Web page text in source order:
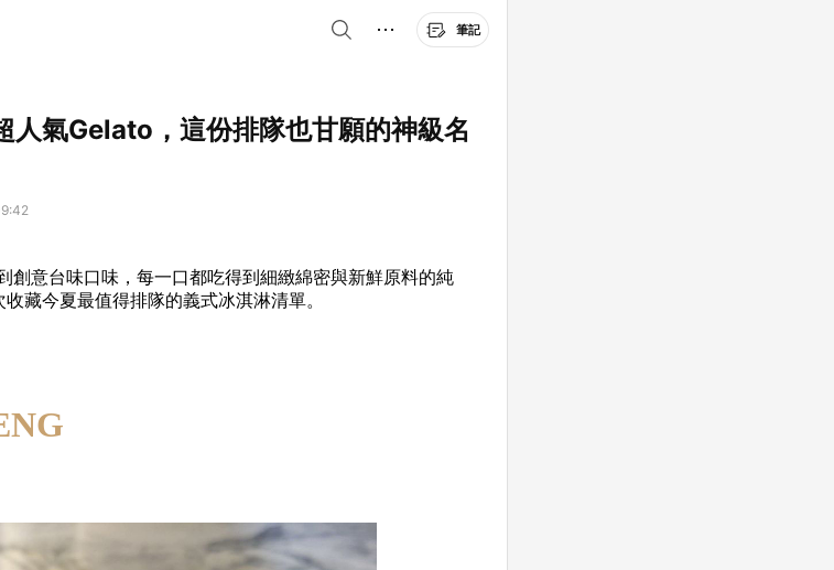
筆記
人氣Gelato，這份排隊也甘願的神級名
創意台味口味，每一口都吃得到細緻綿密與新鮮原料的純
藏今夏最值得排隊的義式冰淇淋清單。